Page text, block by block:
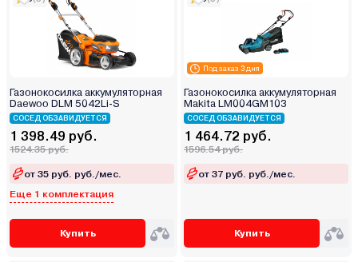
Газонокосилка аккумуляторная
Daewoo DLM 5042Li-S
СОСЕД ОБЗАВИДУЕТСЯ
1 398.49 руб.
1524.35 руб.
от 35 руб. руб./мес.
Еще 1 комплектация
Купить
Под заказ 3 дня
Газонокосилка аккумуляторная
Makita LM004GM103
СОСЕД ОБЗАВИДУЕТСЯ
1 464.72 руб.
1596.54 руб.
от 37 руб. руб./мес.
Купить